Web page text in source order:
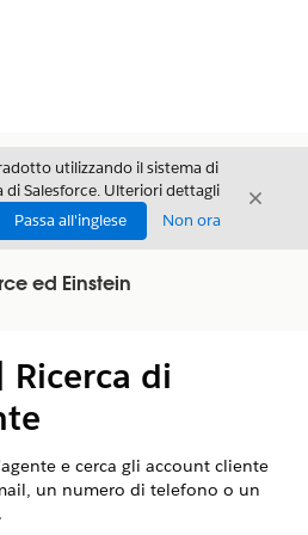
utilizzando il sistema di
Salesforce. Ulteriori dettagli
Passa all'inglese Non ora
Chiudi
ed Einstein
di
e cerca gli account cliente
un numero di telefono o un